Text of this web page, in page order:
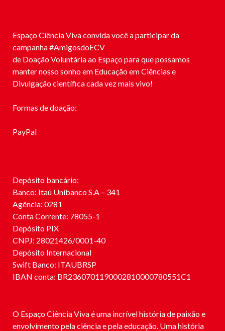
Espaço Ciência Viva convida você a participar da
campanha #AmigosdoECV
de Doação Voluntária ao Espaço para que possamos
manter nosso sonho em Educação em Ciências e
Divulgação científica cada vez mais vivo!
Formas de doação:
PayPal
Depósito bancário:
Banco: Itaú Unibanco S.A – 341
Agência: 0281
Conta Corrente: 78055-1
Depósito PIX
CNPJ: 28021426/0001-40
Depósito Internacional
Swift Banco: ITAUBRSP
IBAN conta: BR2360701190002810000780551C1
O Espaço Ciência Viva é uma incrível história de paixão e
envolvimento pela ciência e pela educação. Uma história